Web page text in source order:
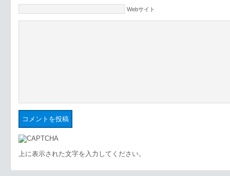
Webサイト
上に表示された文字を入力してください。